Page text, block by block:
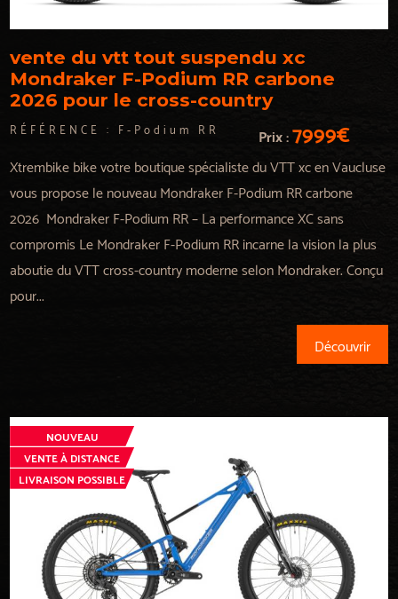
vente du vtt tout suspendu xc
Mondraker F-Podium RR carbone
2026 pour le cross-country
RÉFÉRENCE : F-Podium RR Prix :7999€
Xtrembike bike votre boutique spécialiste du VTT xc en Vaucluse
vous propose le nouveau Mondraker F-Podium RR carbone
2026 Mondraker F-Podium RR – La performance XC sans
compromis Le Mondraker F-Podium RR incarne la vision la plus
aboutie du VTT cross-country moderne selon Mondraker. Conçu
pour...
Découvrir
NOUVEAU
VENTE À DISTANCE
LIVRAISON POSSIBLE